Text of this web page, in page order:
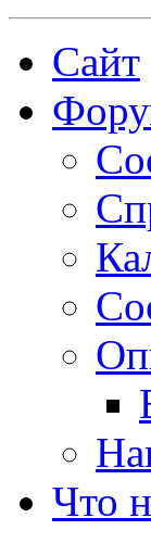
Сайт
Что